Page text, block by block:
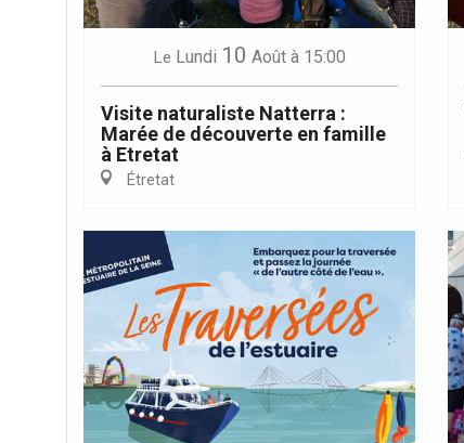
Le Lundi 10 Août à 15:00
Visite naturaliste Natterra :
Marée de découverte en famille
à Etretat
Étretat